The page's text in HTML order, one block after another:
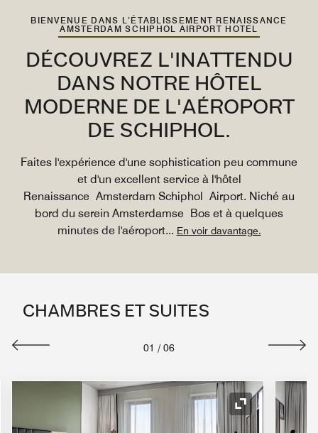
BIENVENUE DANS L’ÉTABLISSEMENT RENAISSANCE
AMSTERDAM SCHIPHOL AIRPORT HOTEL
DÉCOUVREZ L'INATTENDU
DANS NOTRE HÔTEL
MODERNE DE L'AÉROPORT
DE SCHIPHOL.
Faites l'expérience d'une sophistication peu commune
et d'un excellent service à l'hôtel
Renaissance Amsterdam Schiphol Airport. Niché au
bord du serein Amsterdamse Bos et à quelques
minutes de l'aéroport... En voir davantage.
CHAMBRES ET SUITES
01 / 06
de développement Icône de